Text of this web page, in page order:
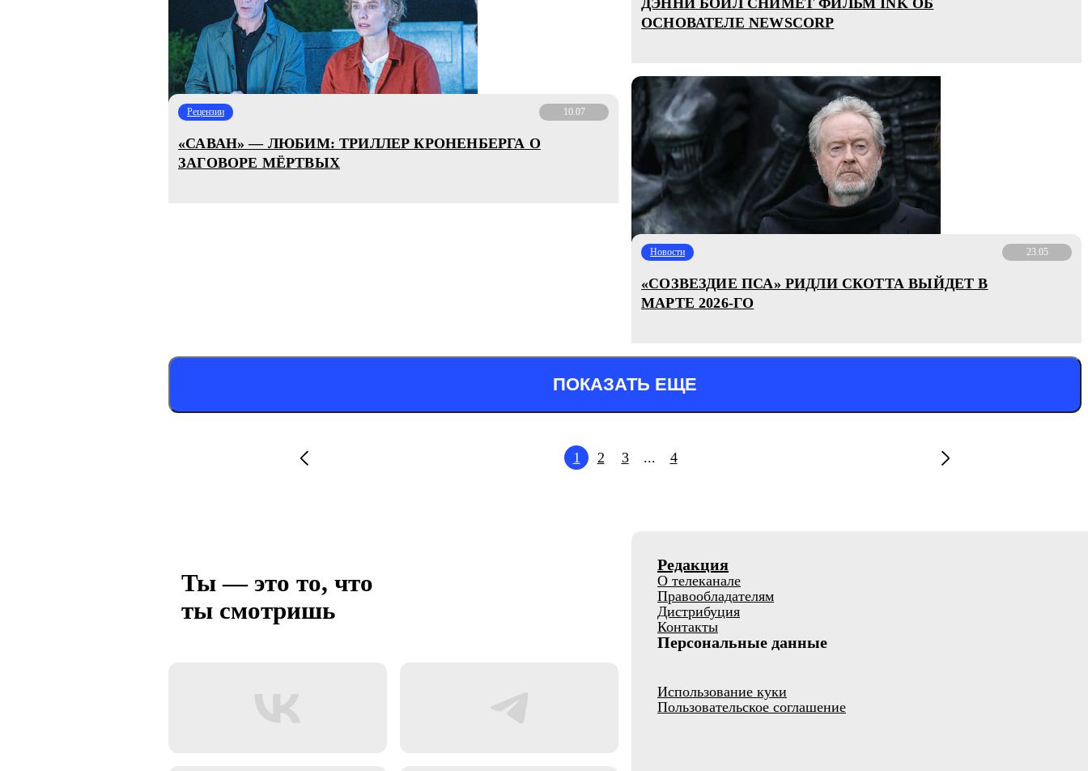
ДЭННИ БОЙЛ СНИМЕТ ФИЛЬМ INK ОБ
ОСНОВАТЕЛЕ NEWSCORP
Рецензии 10.07
«САВАН» — ЛЮБИМ: ТРИЛЛЕР КРОНЕНБЕРГА О
ЗАГОВОРЕ МЁРТВЫХ
Новости 23.05
«СОЗВЕЗДИЕ ПСА» РИДЛИ СКОТТА ВЫЙДЕТ В
МАРТЕ 2026-ГО
ПОКАЗАТЬ ЕЩЕ
1 2 3 ... 4
Ты — это то, что
ты смотришь
Редакция
О телеканале
Правообладателям
Дистрибуция
Контакты
Персональные данные
Использование куки
Пользовательское соглашение